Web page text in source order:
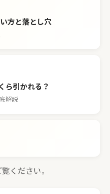
方と落とし穴
ら引かれる？
解説
ください。